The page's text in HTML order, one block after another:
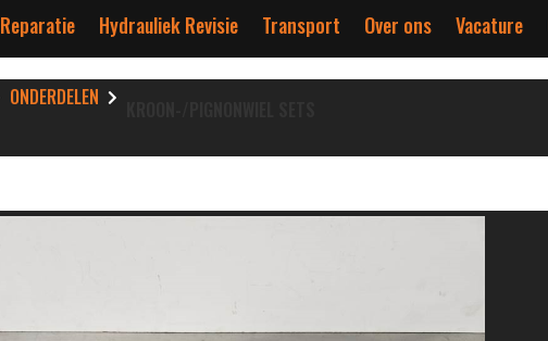
Reparatie Hydrauliek Revisie Transport Over ons Vacature
ONDERDELEN